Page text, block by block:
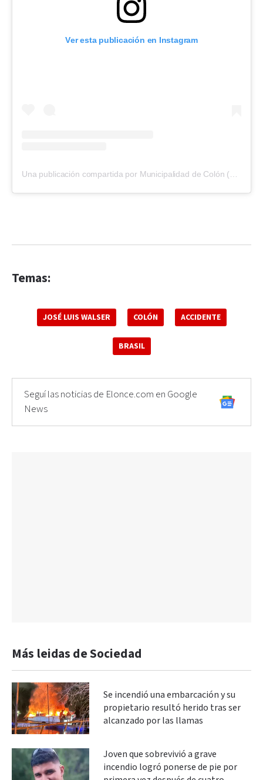
Ver esta publicación en Instagram
Temas:
JOSÉ LUIS WALSER COLÓN ACCIDENTE
BRASIL
Seguí las noticias de Elonce.com en Google
News
Más leidas de Sociedad
Se incendió una embarcación y su
propietario resultó herido tras ser
alcanzado por las llamas
Joven que sobrevivió a grave
incendio logró ponerse de pie por